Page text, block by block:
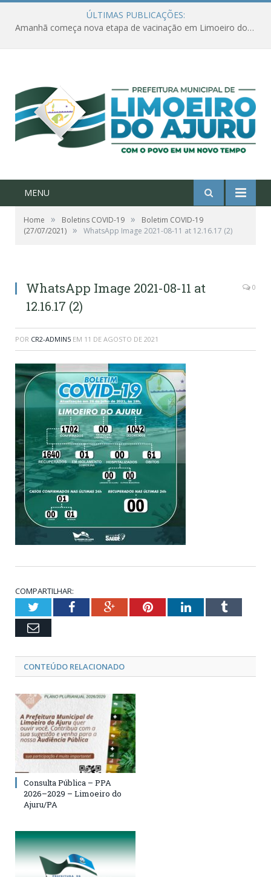
ÚLTIMAS PUBLICAÇÕES:
Amanhã começa nova etapa de vacinação em Limoeiro do Ajuru para idosos com 65 ou mais
MENU
Home » Boletins COVID-19 »
Boletim COVID-19
(27/07/2021) » WhatsApp Image 2021-08-11 at 12.16.17 (2)
WhatsApp Image 2021-08-11 at
12.16.17 (2)
0
POR CR2-ADMIN5 EM 11 DE AGOSTO DE 2021
COMPARTILHAR:
TwitterFacebookGoogle+PinterestLinkedInTumblr
Email
CONTEÚDO RELACIONADO
Consulta Pública – PPA
2026–2029 – Limoeiro do
Ajuru/PA